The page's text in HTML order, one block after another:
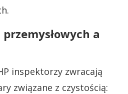
a
inspektorzy zwracają
związane z czystością: